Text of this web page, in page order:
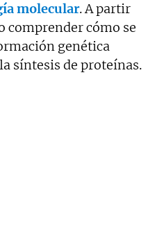
molecular. A partir
comprender cómo se
genética
síntesis de proteínas.